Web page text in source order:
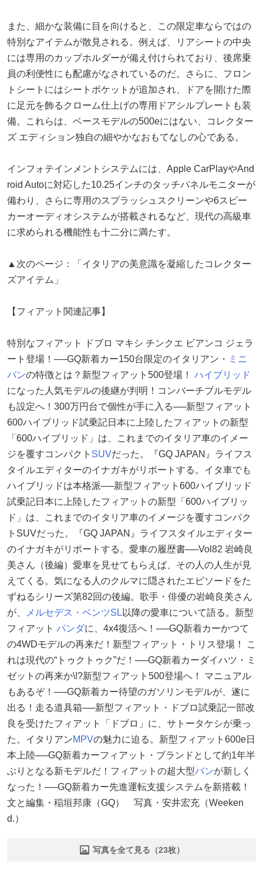
また、細かな装備に目を向けると、この限定車ならではの
特別なアイテムが散見される。例えば、リアシートの中央
には専用のカップホルダーが備え付けられており、後席乗
員の利便性にも配慮がなされているのだ。さらに、フロン
トシートにはシートポケットが追加され、ドアを開けた際
に足元を飾るクローム仕上げの専用ドアシルプレートも装
備。これらは、ベースモデルの500eにはない、コレクター
ズ エディション独自の細やかなおもてなしの心である。
インフォテインメントシステムには、Apple CarPlayやAnd
roid Autoに対応した10.25インチのタッチパネルモニターが
備わり、さらに専用のスプラッシュスクリーンや6スピー
カーオーディオシステムが搭載されるなど、現代の高級車
に求められる機能性も十二分に満たす。
▲次のページ：「イタリアの美意識を凝縮したコレクター
ズアイテム」
【フィアット関連記事】
特別なフィアット ドブロ マキシ チンクエ ビアンコ ジェラ
ート登場！──GQ新着カー150台限定のイタリアン・ ミニ
バンの特徴とは？新型フィアット500登場！ ハイブリッド
になった人気モデルの後継が判明！コンバーチブルモデル
も設定へ！300万円台で個性が手に入る──新型フィアット
600ハイブリッド試乗記日本に上陸したフィアットの新型
「600ハイブリッド」は、これまでのイタリア車のイメー
ジを覆すコンパクト SUVだった。『GQ JAPAN』ライフス
タイルエディターのイナガキがリポートする。イタ車でも
ハイブリッドは本格派──新型フィアット600ハイブリッド
試乗記日本に上陸したフィアットの新型「600ハイブリッ
ド」は、これまでのイタリア車のイメージを覆すコンパク
トSUVだった。『GQ JAPAN』ライフスタイルエディター
のイナガキがリポートする。愛車の履歴書──Vol82 岩崎良
美さん（後編）愛車を見せてもらえば、その人の人生が見
えてくる。気になる人のクルマに隠されたエピソードをた
ずねるシリーズ第82回の後編。歌手・俳優の岩崎良美さん
が、
メルセデス・ベンツSL 以降の愛車について語る。新型
フィアット パンダに、4x4復活へ！──GQ新着カーかつて
の4WDモデルの再来だ！新型フィアット・トリス登場！ こ
れは現代の“トゥクトゥク”だ！──GQ新着カーダイハツ・ミ
ゼットの再来か\!?新型フィアット500登場へ！ マニュアル
もあるぞ！──GQ新着カー待望のガソリンモデルが、遂に
出る！走る道具箱──新型フィアット・ドブロ試乗記一部改
良を受けたフィアット「ドブロ」に、サトータケシが乗っ
た。イタリアンMPVの魅力に迫る。新型フィアット600e日
本上陸──GQ新着カーフィアット・ブランドとして約1年半
ぶりとなる新モデルだ！フィアットの超大型バンが新しく
なった！──GQ新着カー先進運転支援システムを新搭載！
文と編集・稲垣邦康（GQ） 写真・安井宏充（Weeken
d.）
写真を全て見る（23枚）